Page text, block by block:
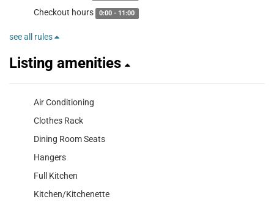
Checkout hours 0:00 - 11:00
see all rules
Listing amenities
Air Conditioning
Clothes Rack
Dining Room Seats
Hangers
Full Kitchen
Kitchen/Kitchenette